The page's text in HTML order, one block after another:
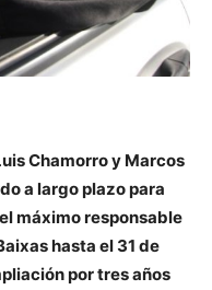
Chamorro y Marcos
a largo plazo para
máximo responsable
hasta el 31 de
por tres años